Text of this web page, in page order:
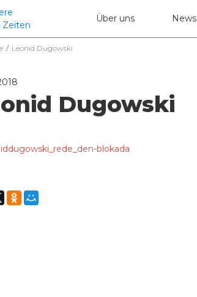
Über uns News
/ Leonid Dugowski
Dugowski